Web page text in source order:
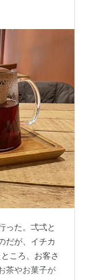
いった爽やか
った。弌弌と
だが、イチカ
ころ、お客さ
茶やお菓子が